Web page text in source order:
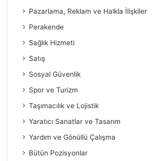
Pazarlama, Reklam ve Halkla İlişkiler
Perakende
Sağlık Hizmeti
Satış
Sosyal Güvenlik
Spor ve Turizm
Taşımacılık ve Lojistik
Yaratıcı Sanatlar ve Tasarım
Yardım ve Gönüllü Çalışma
Bütün Pozisyonlar